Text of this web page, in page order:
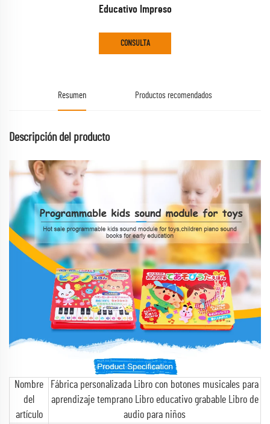
Educativo Impreso
CONSULTA
Resumen Productos recomendados
Descripción del producto
Nombre
del
artículo
Fábrica personalizada Libro con botones musicales para
aprendizaje temprano Libro educativo grabable Libro de
audio para niños